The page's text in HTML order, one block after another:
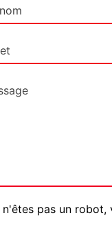
n'êtes pas un